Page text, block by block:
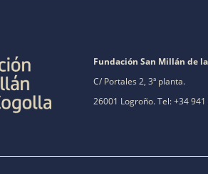
Fundación San Millán de
C/ Portales 2, 3ª planta.
26001 Logroño. Tel: +34 941